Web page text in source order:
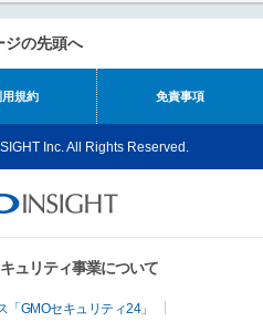
ジの先頭へ
用規約 免責事項
Inc. All Rights Reserved.
ュリティ事業について
GMOセキュリティ24」